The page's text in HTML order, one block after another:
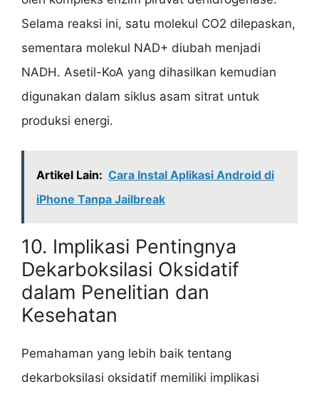
Selama reaksi ini, satu molekul CO2 dilepaskan,
sementara molekul NAD+ diubah menjadi
NADH. Asetil-KoA yang dihasilkan kemudian
digunakan dalam siklus asam sitrat untuk
produksi energi.
Artikel Lain: Cara Instal Aplikasi Android di
iPhone Tanpa Jailbreak
10. Implikasi Pentingnya
Dekarboksilasi Oksidatif
dalam Penelitian dan
Kesehatan
Pemahaman yang lebih baik tentang
dekarboksilasi oksidatif memiliki implikasi